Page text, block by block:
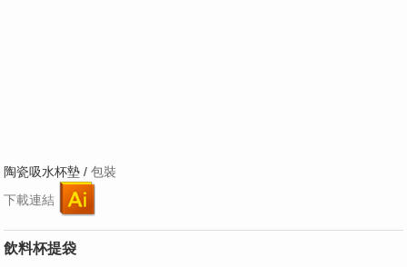
陶瓷吸水杯墊 /包裝
下載連結
飲料杯提袋